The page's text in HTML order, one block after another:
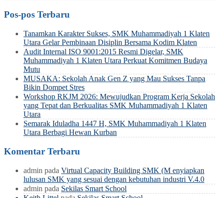
Pos-pos Terbaru
Tanamkan Karakter Sukses, SMK Muhammadiyah 1 Klaten
Utara Gelar Pembinaan Disiplin Bersama Kodim Klaten
Audit Internal ISO 9001:2015 Resmi Digelar, SMK
Muhammadiyah 1 Klaten Utara Perkuat Komitmen Budaya
Mutu
MUSAKA: Sekolah Anak Gen Z yang Mau Sukses Tanpa
Bikin Dompet Stres
Workshop RKJM 2026: Mewujudkan Program Kerja Sekolah
yang Tepat dan Berkualitas SMK Muhammadiyah 1 Klaten
Utara
Semarak Iduladha 1447 H, SMK Muhammadiyah 1 Klaten
Utara Berbagi Hewan Kurban
Komentar Terbaru
admin pada Virtual Capacity Building SMK (M enyiapkan
lulusan SMK yang sesuai dengan kebutuhan industri V.4.0
admin pada Sekilas Smart School